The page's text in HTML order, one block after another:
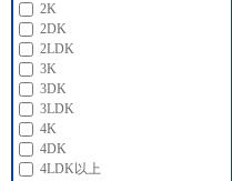
2K
2DK
2LDK
3K
3DK
3LDK
4K
4DK
4LDK以上